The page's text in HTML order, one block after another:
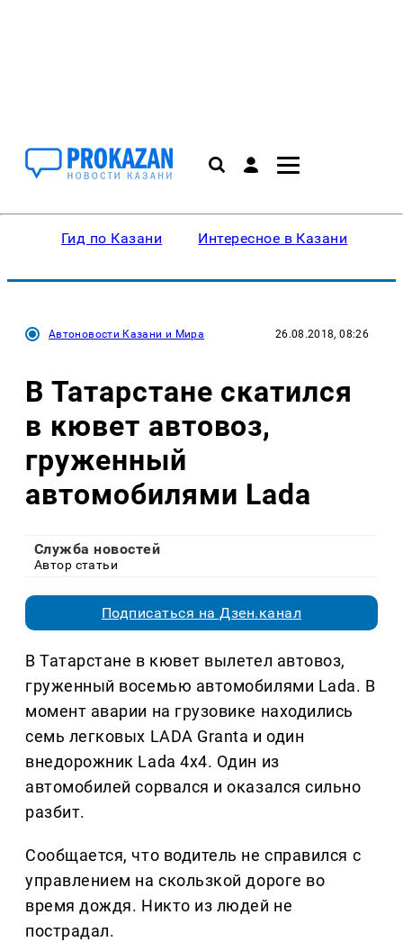
Гид по Казани Интересное в Казани
Автоновости Казани и Мира 26.08.2018, 08:26
В Татарстане скатился
в кювет автовоз,
груженный
автомобилями Lada
Служба новостей
Автор статьи
Подписаться на Дзен.канал
В Татарстане в кювет вылетел автовоз,
груженный восемью автомобилями Lada. В
момент аварии на грузовике находились
семь легковых LADA Granta и один
внедорожник Lada 4х4. Один из
автомобилей сорвался и оказался сильно
разбит.
Сообщается, что водитель не справился с
управлением на скользкой дороге во
время дождя. Никто из людей не
пострадал.